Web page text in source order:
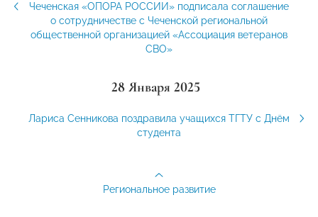
Чеченская «ОПОРА РОССИИ» подписала соглашение
о сотрудничестве с Чеченской региональной
общественной организацией «Ассоциация ветеранов
СВО»
28 Января 2025
Лариса Сенникова поздравила учащихся ТГТУ с Днём
студента
Региональное развитие